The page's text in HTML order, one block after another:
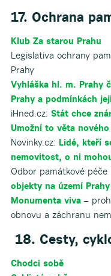
17. Ochrana
Klub Za starou Prahu
Legislativa ochrany
Prahy
Vyhláška hl. m. Prahy
Prahy a podmínkách
iHned.cz: Stát chce
Umožní to věta
Novinky.cz: Lidé, kteří
nemovitost, o ni
Odbor památkové péče
objekty na území
Monumenta viva–
obnovu a záchranu
18. Cesty,
Chodci sobě